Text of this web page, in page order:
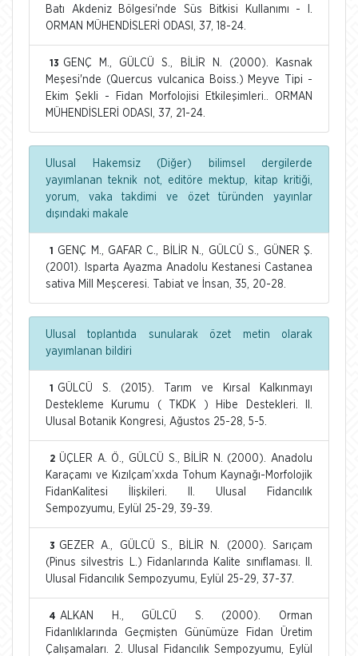
Batı Akdeniz Bölgesi'nde Süs Bitkisi Kullanımı - I.
ORMAN MÜHENDİSLERİ ODASI, 37, 18-24.
13 GENÇ M., GÜLCÜ S., BİLİR N. (2000). Kasnak
Meşesi'nde (Quercus vulcanica Boiss.) Meyve Tipi -
Ekim Şekli - Fidan Morfolojisi Etkileşimleri.. ORMAN
MÜHENDİSLERİ ODASI, 37, 21-24.
Ulusal Hakemsiz (Diğer) bilimsel dergilerde
yayımlanan teknik not, editöre mektup, kitap kritiği,
yorum, vaka takdimi ve özet türünden yayınlar
dışındaki makale
1
GENÇ M., GAFAR C., BİLİR N., GÜLCÜ S., GÜNER Ş.
(2001). Isparta Ayazma Anadolu Kestanesi Castanea
sativa Mill Meşceresi. Tabiat ve İnsan, 35, 20-28.
Ulusal toplantıda sunularak özet metin olarak
yayımlanan bildiri
1
GÜLCÜ S. (2015). Tarım ve Kırsal Kalkınmayı
Destekleme Kurumu ( TKDK ) Hibe Destekleri. II.
Ulusal Botanik Kongresi, Ağustos 25-28, 5-5.
2 ÜÇLER A. Ö., GÜLCÜ S., BİLİR N. (2000). Anadolu
Karaçamı ve Kızılçam’xxda Tohum Kaynağı-Morfolojik
FidanKalitesi İlişkileri. II. Ulusal Fidancılık
Sempozyumu, Eylül 25-29, 39-39.
3 GEZER A., GÜLCÜ S., BİLİR N. (2000). Sarıçam
(Pinus silvestris L.) Fidanlarında Kalite sınıflaması. II.
Ulusal Fidancılık Sempozyumu, Eylül 25-29, 37-37.
4 ALKAN H., GÜLCÜ S. (2000). Orman
Fidanlıklarında Geçmişten Günümüze Fidan Üretim
Çalışamaları. 2. Ulusal Fidancılık Sempozyumu, Eylül